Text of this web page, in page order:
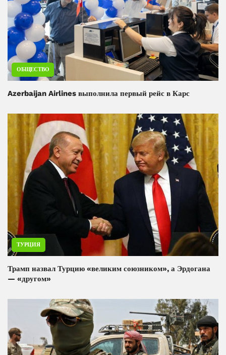
ОБЩЕСТВО
Azerbaijan Airlines выполнила первый рейс в Карс
ТУРЦИЯ
Трамп назвал Турцию «великим союзником», а Эрдогана
— «другом»